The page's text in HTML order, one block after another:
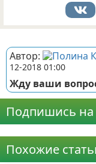
Автор:
12-2018 01:00
Жду ваши
Подпишись на
Похожие